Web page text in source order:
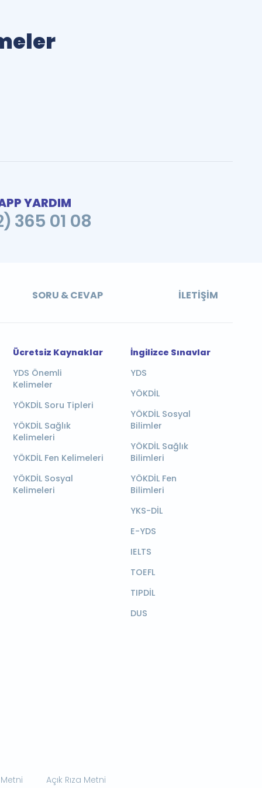
YARDIM
365 01 08
SORU & CEVAP İLETIŞIM
Ücretsiz Kaynaklar
YDS Önemli
Kelimeler
YÖKDİL Soru Tipleri
YÖKDİL Sağlık
Kelimeleri
YÖKDİL Fen Kelimeleri
YÖKDİL Sosyal
Kelimeleri
İngilizce Sınavlar
YDS
YÖKDİL
YÖKDİL Sosyal
Bilimler
YÖKDİL Sağlık
Bilimleri
YÖKDİL Fen
Bilimleri
YKS-DİL
E-YDS
IELTS
TOEFL
TIPDİL
DUS
Açık Rıza Metni